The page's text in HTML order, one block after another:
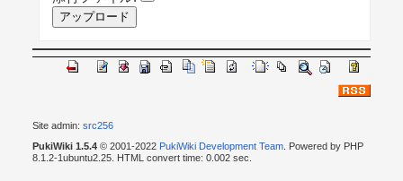
Site admin: src256
PukiWiki 1.5.4© 2001-2022 PukiWiki Development Team. Powered by PHP
8.1.2-1ubuntu2.25. HTML convert time: 0.002 sec.